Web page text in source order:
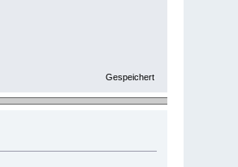
Gespeichert